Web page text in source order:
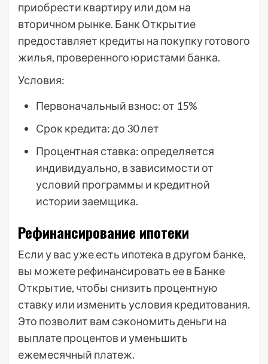
приобрести квартиру или дом на
вторичном рынке. Банк Открытие
предоставляет кредиты на покупку готового
жилья, проверенного юристами банка.
Условия:
Первоначальный взнос: от 15%
Срок кредита: до 30 лет
Процентная ставка: определяется
индивидуально, в зависимости от
условий программы и кредитной
истории заемщика.
Рефинансирование ипотеки
Если у вас уже есть ипотека в другом банке,
вы можете рефинансировать ее в Банке
Открытие, чтобы снизить процентную
ставку или изменить условия кредитования.
Это позволит вам сэкономить деньги на
выплате процентов и уменьшить
ежемесячный платеж.